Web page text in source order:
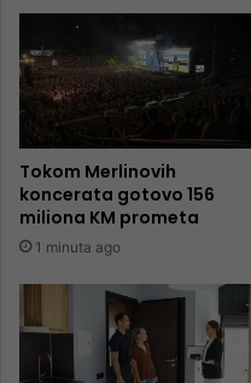
Tokom Merlinovih
koncerata gotovo 156
miliona KM prometa
1 minuta ago